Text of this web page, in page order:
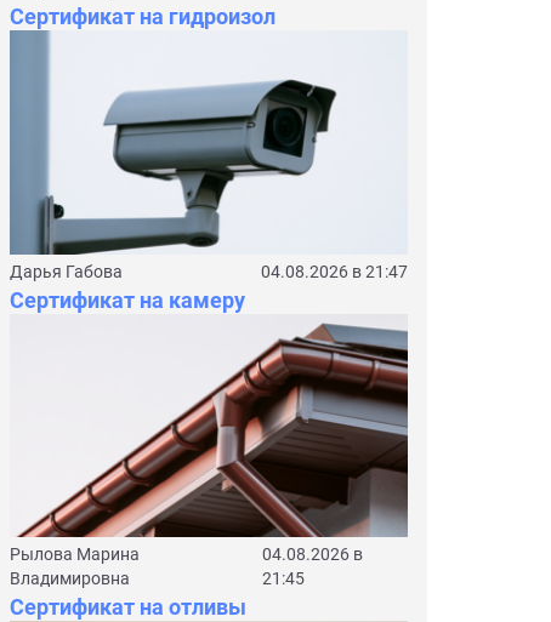
Сертификат на гидроизол
Дарья Габова 04.08.2026 в 21:47
Сертификат на камеру
Рылова Марина
Владимировна
04.08.2026 в
21:45
Сертификат на отливы